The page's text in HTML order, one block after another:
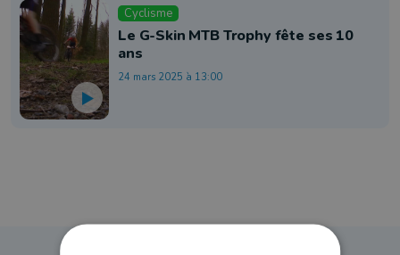
Cyclisme
Le G-Skin MTB Trophy fête ses 10
ans
24 mars 2025 à 13:00